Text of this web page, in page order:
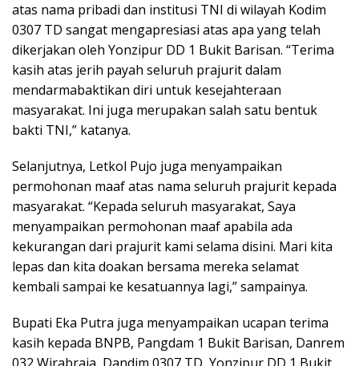
atas nama pribadi dan institusi TNI di wilayah Kodim
0307 TD sangat mengapresiasi atas apa yang telah
dikerjakan oleh Yonzipur DD 1 Bukit Barisan. “Terima
kasih atas jerih payah seluruh prajurit dalam
mendarmabaktikan diri untuk kesejahteraan
masyarakat. Ini juga merupakan salah satu bentuk
bakti TNI,” katanya.
Selanjutnya, Letkol Pujo juga menyampaikan
permohonan maaf atas nama seluruh prajurit kepada
masyarakat. “Kepada seluruh masyarakat, Saya
menyampaikan permohonan maaf apabila ada
kekurangan dari prajurit kami selama disini. Mari kita
lepas dan kita doakan bersama mereka selamat
kembali sampai ke kesatuannya lagi,” sampainya.
Bupati Eka Putra juga menyampaikan ucapan terima
kasih kepada BNPB, Pangdam 1 Bukit Barisan, Danrem